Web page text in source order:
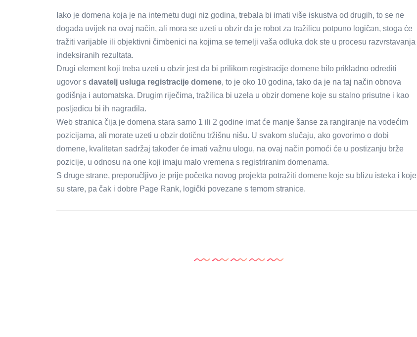
Iako je domena koja je na internetu dugi niz godina, trebala bi imati više iskustva od drugih, to se ne
događa uvijek na ovaj način, ali mora se uzeti u obzir da je robot za tražilicu potpuno logičan, stoga će
tražiti varijable ili objektivni čimbenici na kojima se temelji vaša odluka dok ste u procesu razvrstavanja
indeksiranih rezultata.
Drugi element koji treba uzeti u obzir jest da bi prilikom registracije domene bilo prikladno odrediti
ugovor s davatelj usluga registracije domene, to je oko 10 godina, tako da je na taj način obnova
godišnja i automatska. Drugim riječima, tražilica bi uzela u obzir domene koje su stalno prisutne i kao
posljedicu bi ih nagradila.
Web stranica čija je domena stara samo 1 ili 2 godine imat će manje šanse za rangiranje na vodećim
pozicijama, ali morate uzeti u obzir dotičnu tržišnu nišu. U svakom slučaju, ako govorimo o dobi
domene, kvalitetan sadržaj također će imati važnu ulogu, na ovaj način pomoći će u postizanju brže
pozicije, u odnosu na one koji imaju malo vremena s registriranim domenama.
S druge strane, preporučljivo je prije početka novog projekta potražiti domene koje su blizu isteka i koje
su stare, pa čak i dobre Page Rank, logički povezane s temom stranice.